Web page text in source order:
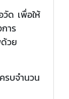
ด เพื่อให้
าร
วย
รบจำนวน